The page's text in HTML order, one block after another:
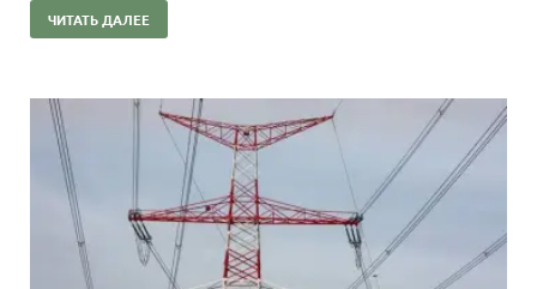
ЧИТАТЬ ДАЛЕЕ